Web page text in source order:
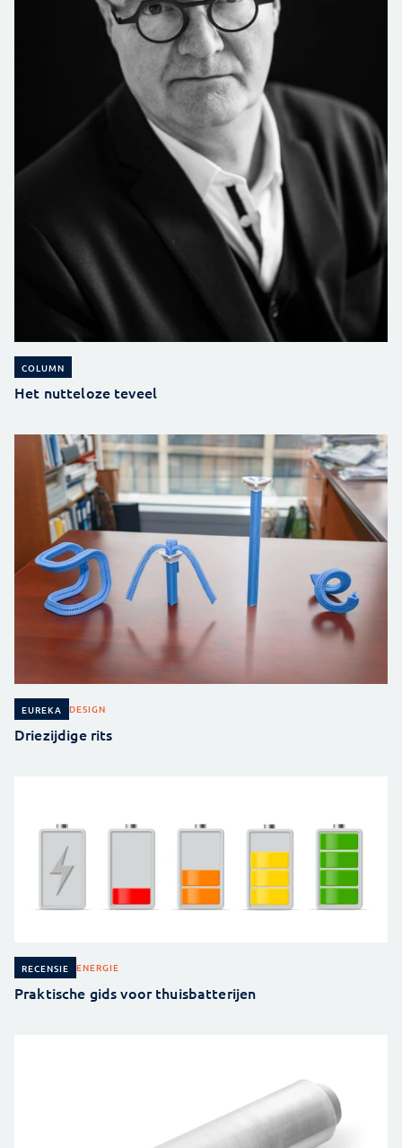
COLUMN
Het nutteloze teveel
EUREKA DESIGN
Driezijdige rits
RECENSIE ENERGIE
Praktische gids voor thuisbatterijen